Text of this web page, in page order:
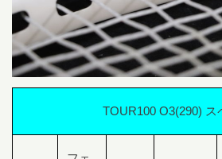
TOUR100 O3(290) ス